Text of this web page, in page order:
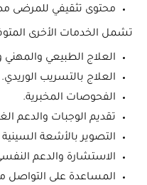
محتوى تثقيفي للمرضى
تشمل الخدمات الأخرى
العلاج الطبيعي
العلاج بالتسريب الوريدي.
الفحوصات المخبرية.
تقديم الوجبات والدعم
التصوير بالأشعة
الاستشارة والدعم
المساعدة على التواصل